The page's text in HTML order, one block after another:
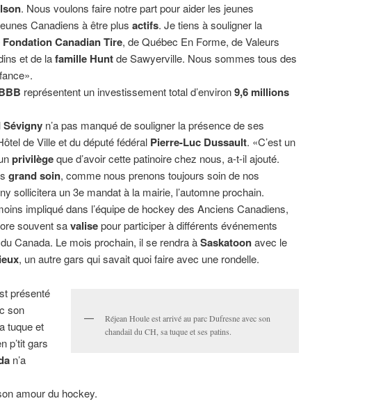
. Nous voulons faire notre part pour aider les jeunes
Canadiens à être plusactifs. Je tiens à souligner la
Fondation Canadian Tire, de Québec En Forme, de Valeurs
et de lafamille Huntde Sawyerville. Nous sommes tous des
représentent un investissement total d’environ9,6 millions
Sévigny n’a pas manqué de souligner la présence de ses
de Ville et du député fédéral Pierre-Luc Dussault. «C’est un
privilègeque d’avoir cette patinoire chez nous, a-t-il ajouté.
grand soin, comme nous prenons toujours soin de nos
sollicitera un 3e mandat à la mairie, l’automne prochain.
impliqué dans l’équipe de hockey des Anciens Canadiens,
souvent savalisepour participer à différents événements
du Canada. Le mois prochain, il se rendra àSaskatoonavec le
, un autre gars qui savait quoi faire avec une rondelle.
Réjean Houle est arrivé au parc Dufresne avec son
chandail du CH, sa tuque et ses patins.
présenté
son
tuque et
p’tit gars
n’a
amour du hockey.